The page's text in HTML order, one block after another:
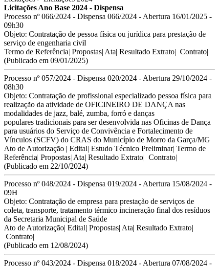
Licitações Ano Base 2024 - Dispensa
Processo nº 066/2024 - Dispensa 066/2024 - Abertura 16/01/2025 -
09h30
Objeto: Contratação de pessoa física ou jurídica para prestação de
serviço de engenharia civil
Termo de Referência| Propostas| Ata| Resultado Extrato| Contrato|
(Publicado em 09/01/2025)
Processo nº 057/2024 - Dispensa 020/2024 - Abertura 29/10/2024 -
08h30
Objeto: Contratação de profissional especializado pessoa física para
realização da atividade de OFICINEIRO DE DANÇA nas
modalidades de jazz, balé, zumba, forró e danças
populares tradicionais para ser desenvolvida nas Oficinas de Dança
para usuários do Serviço de Convivência e Fortalecimento de
Vínculos (SCFV) do CRAS do Município de Morro da Garça/MG
Ato de Autorização | Edital| Estudo Técnico Preliminar| Termo de
Referência| Propostas| Ata| Resultado Extrato| Contrato|
(Publicado em 22/10/2024)
Processo nº 048/2024 - Dispensa 019/2024 - Abertura 15/08/2024 -
09H
Objeto: Contratação de empresa para prestação de serviços de
coleta, transporte, tratamento térmico incineração final dos resíduos
da Secretaria Municipal de Saúde
Ato de Autorização| Edital| Propostas| Ata| Resultado Extrato|
Contrato|
(Publicado em 12/08/2024)
Processo nº 043/2024 - Dispensa 018/2024 - Abertura 07/08/2024 -